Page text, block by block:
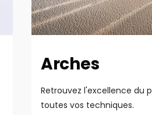
Arches
Retrouvez l'excellence du
toutes vos techniques.